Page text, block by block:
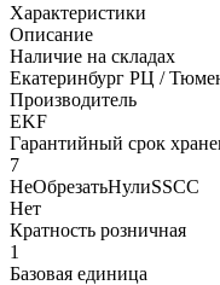
Характеристики
Описание
Наличие на складах
Екатеринбург РЦ /
Производитель
EKF
Гарантийный срок
7
НеОбрезатьНулиSSCC
Нет
Кратность розничная
1
Базовая единица